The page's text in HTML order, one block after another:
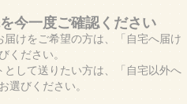
今一度ご確認ください
届けをご希望の方は、「自宅へ届け
ください。
として送りたい方は、「自宅以外へ
選びください。